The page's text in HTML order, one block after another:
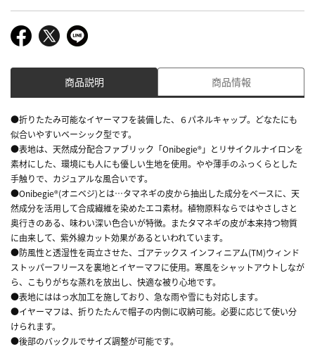
商品説明 商品情報
●折りたたみ可能なイヤーマフを装備した、６パネルキャップ。どなたにも
似合いやすいベーシック型です。
●表地は、天然成分配合ファブリック「Onibegie®」とリサイクルナイロンを
素材にした、環境にも人にも優しい生地を使用。やや薄手のふっくらとした
手触りで、カジュアルな風合いです。
●Onibegie®(オニベジ)とは…タマネギの皮から抽出した成分をベースに、天
然成分を活用して合成繊維を染めたエコ素材。植物原料ならではやさしさと
奥行きのある、味わい深い色合いが特徴。またタマネギの皮が本来持つ物質
に由来して、紫外線カット効果があるといわれています。
●防風性と透湿性を両立させた、ゴアテックス インフィニアム(TM)ウィンド
ストッパーフリースを裏地とイヤーマフに使用。寒風をシャットアウトしなが
ら、こもりがちな蒸れを放出し、快適な被り心地です。
●表地にははっ水加工を施しており、急な雨や雪にも対応します。
●イヤーマフは、折りたたんで帽子の内側に収納可能。必要に応じて使い分
けられます。
●後部のバックルでサイズ調整が可能です。